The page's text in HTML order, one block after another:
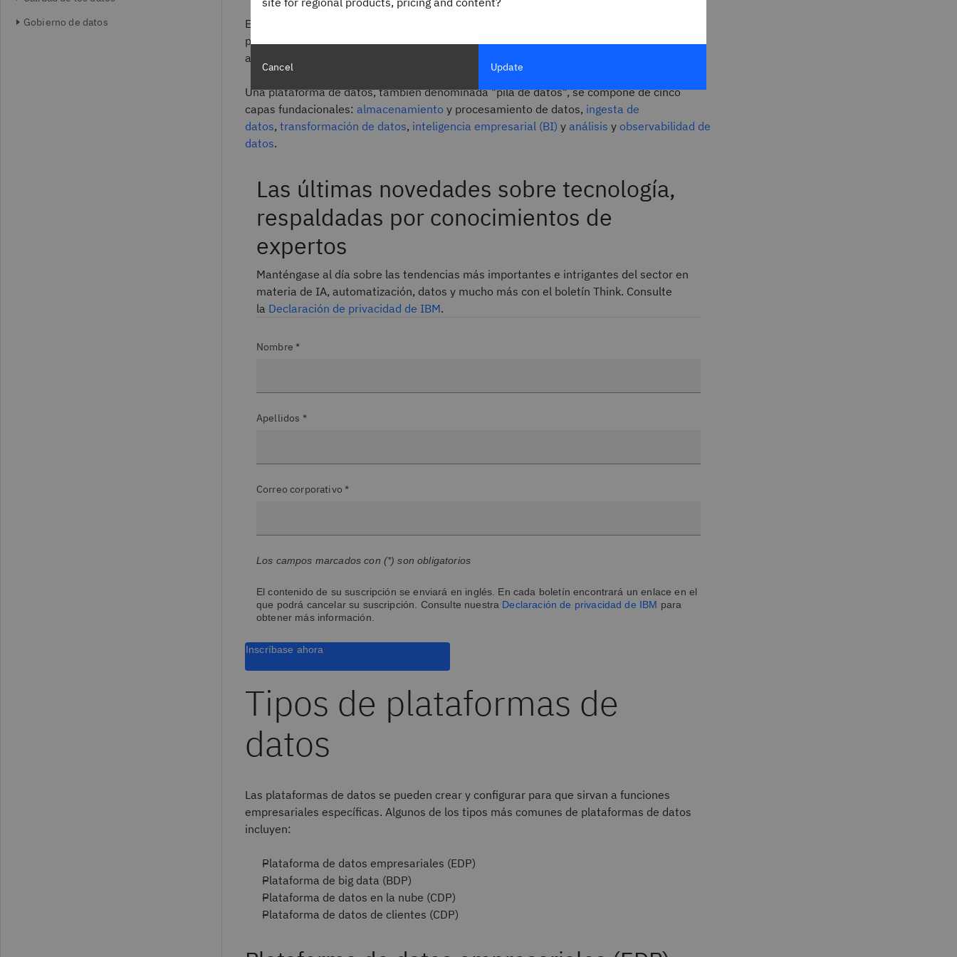
Gobierno de datos
En concreto, las plataformas de datos pueden ayudar a sacar a la luz información
procesable, reducir los silos de datos, permitiranálisis de autoservicio, agilizar la
automatización y potenciar aplicaciones de
Una plataforma de datos, también denominada "pila de datos", se compone de cinco
capas fundacionales: almacenamiento y procesamiento de datos, ingesta de
datos, transformación de datos, inteligencia empresarial (BI) y análisis y observabilidad de
datos.
Las últimas novedades sobre tecnología,
respaldadas por conocimientos de
expertos
Manténgase al día sobre las tendencias más importantes e intrigantes del sector en
materia de IA, automatización, datos y mucho más con el boletín Think. Consulte
la Declaración de privacidad de IBM.
Nombre *
Apellidos *
Correo corporativo *
Los campos marcados con (*) son obligatorios
El contenido de su suscripción se enviará en inglés. En cada boletín encontrará un enlace en el
que podrá cancelar su suscripción. Consulte nuestra Declaración de privacidad de IBM para
obtener más información.
Inscríbase ahora
Tipos de plataformas de
datos
Las plataformas de datos se pueden crear y configurar para que sirvan a funciones
empresariales específicas. Algunos de los tipos más comunes de plataformas de datos
incluyen:
Plataforma de datos empresariales (EDP)
Plataforma de big data (BDP)
Plataforma de datos en la nube (CDP)
Plataforma de datos de clientes (CDP)
Cancel Update